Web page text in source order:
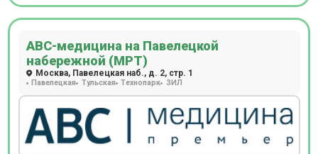
АВС-медицина на Павелецкой
набережной (МРТ)
Москва, Павелецкая наб., д. 2, стр. 1
Павелецкая Тульская Технопарк ЗИЛ